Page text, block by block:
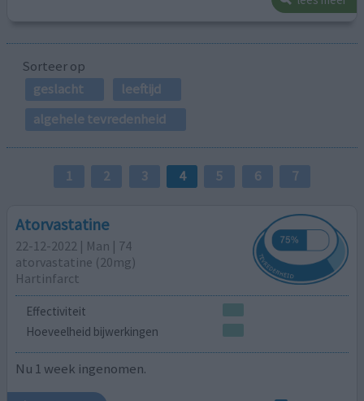
Sorteer op
geslacht
leeftijd
algehele tevredenheid
1 2 3 4 5 6 7
Atorvastatine
22-12-2022 | Man | 74
atorvastatine (20mg)
Hartinfarct
Effectiviteit
Hoeveelheid bijwerkingen
Nu 1 week ingenomen.